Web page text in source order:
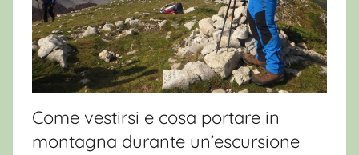
Come vestirsi e cosa portare in
montagna durante un’escursione